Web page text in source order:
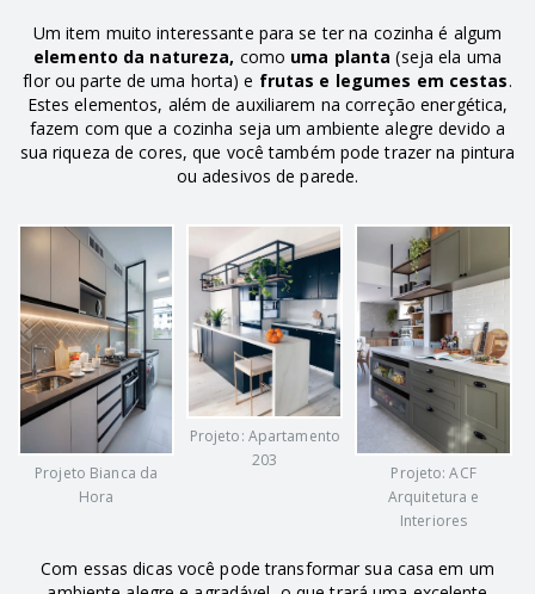
Um item muito interessante para se ter na cozinha é algum
elemento da natureza, como uma planta (seja ela uma
flor ou parte de uma horta) e frutas e legumes em cestas.
Estes elementos, além de auxiliarem na correção energética,
fazem com que a cozinha seja um ambiente alegre devido a
sua riqueza de cores, que você também pode trazer na pintura
ou adesivos de parede.
Projeto Bianca da
Hora
Projeto: Apartamento
203
Projeto: ACF
Arquitetura e
Interiores
Com essas dicas você pode transformar sua casa em um